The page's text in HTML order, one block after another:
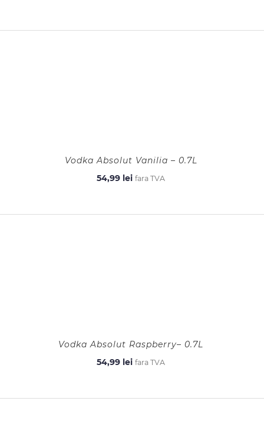
Vodka Absolut Vanilia – 0.7L
54,99 lei fara TVA
Vodka Absolut Raspberry– 0.7L
54,99 lei fara TVA